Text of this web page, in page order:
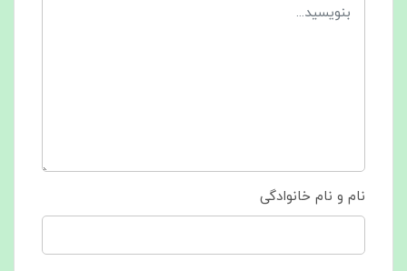
نام و نام خانوادگی